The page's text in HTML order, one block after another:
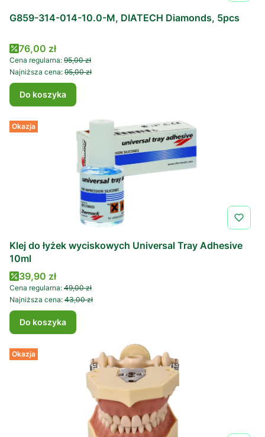
G859-314-014-10.0-M, DIATECH Diamonds, 5pcs
Cena promocyjna
76,00 zł
Cena regularna: 95,00 zł
Najniższa cena: 95,00 zł
Do koszyka
Okazja
Klej do łyżek wyciskowych Universal Tray Adhesive
10ml
Cena promocyjna
39,90 zł
Cena regularna: 49,00 zł
Najniższa cena: 43,00 zł
Do koszyka
Okazja